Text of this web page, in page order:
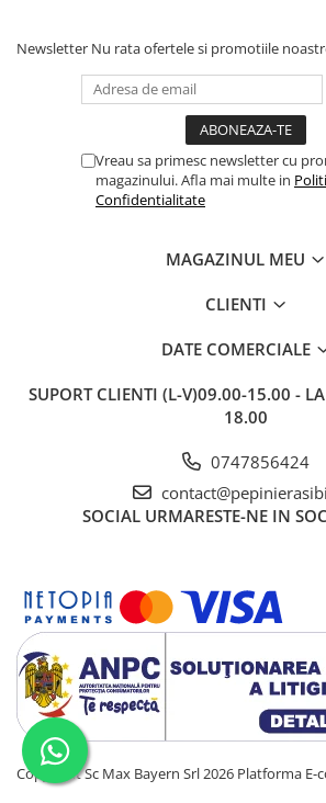
Newsletter Nu rata ofertele si promotiile
Vreau sa primesc newsletter cu
magazinului. Afla mai multe in
Confidentialitate
MAGAZINUL MEU
CLIENTI
DATE COMERCIALE
SUPORT CLIENTI (L-V)09.00-15.00 -
18.00
0747856424
SOCIAL URMARESTE-NE IN
Copyright Sc Max Bayern Srl 2026 Platforma E-